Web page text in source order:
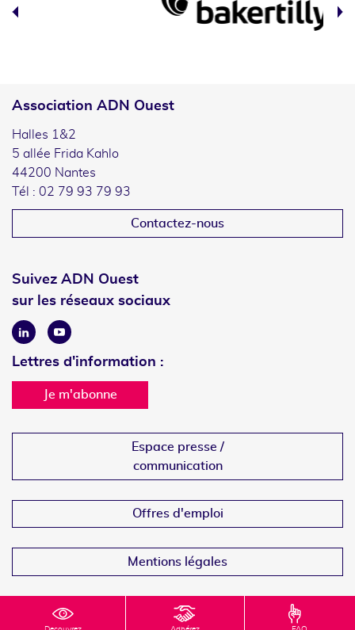
Association ADN Ouest
Halles 1&2
5 allée Frida Kahlo
44200 Nantes
Tél : 02 79 93 79 93
Contactez-nous
Suivez ADN Ouest
sur les réseaux sociaux
LinkedinYoutube
Lettres d'information :
Je m'abonne
Espace presse /
communication
Offres d'emploi
Mentions légales